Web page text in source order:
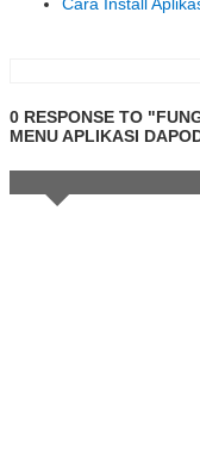
0 RESPONSE TO
MENU APLIKASI